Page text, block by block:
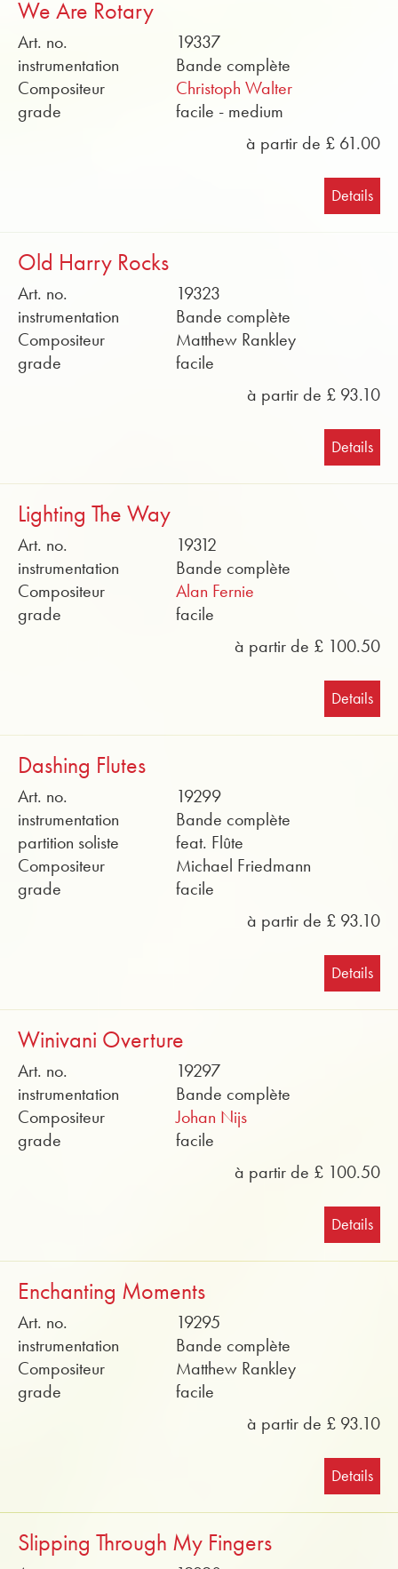
We Are Rotary
Art. no.
19337
instrumentation
Bande complète
Compositeur
Christoph Walter
grade
facile - medium
à partir de £ 61.00
Details
Old Harry Rocks
Art. no.
19323
instrumentation
Bande complète
Compositeur
Matthew Rankley
grade
facile
à partir de £ 93.10
Details
Lighting The Way
Art. no.
19312
instrumentation
Bande complète
Compositeur
Alan Fernie
grade
facile
à partir de £ 100.50
Details
Dashing Flutes
Art. no.
19299
instrumentation
Bande complète
partition soliste
feat. Flûte
Compositeur
Michael Friedmann
grade
facile
à partir de £ 93.10
Details
Winivani Overture
Art. no.
19297
instrumentation
Bande complète
Compositeur
Johan Nijs
grade
facile
à partir de £ 100.50
Details
Enchanting Moments
Art. no.
19295
instrumentation
Bande complète
Compositeur
Matthew Rankley
grade
facile
à partir de £ 93.10
Details
Slipping Through My Fingers